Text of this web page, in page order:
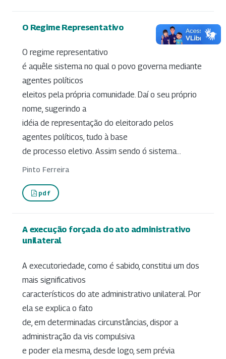
O Regime Representativo
O regime representativo
é aquêle sistema no qual o povo governa mediante
agentes políticos
eleitos pela própria comunidade. Daí o seu próprio
nome, sugerindo a
idéia de representação do eleitorado pelos
agentes políticos, tudo à base
de processo eletivo. Assim sendo ó sistema...
Pinto Ferreira
pdf
A execução forçada do ato administrativo
unilateral
A executoriedade, como é sabido, constitui um dos
mais significativos
característicos do ate administrativo unilateral. Por
ela se explica o fato
de, em determinadas circunstâncias, dispor a
administração da vis compulsiva
e poder ela mesma, desde logo, sem prévia